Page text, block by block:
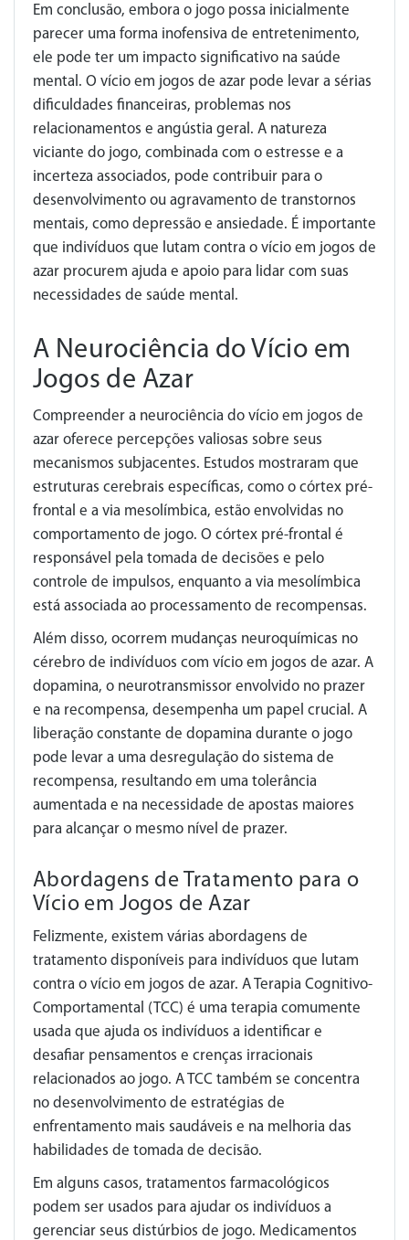
Em conclusão, embora o jogo possa inicialmente
parecer uma forma inofensiva de entretenimento,
ele pode ter um impacto significativo na saúde
mental. O vício em jogos de azar pode levar a sérias
dificuldades financeiras, problemas nos
relacionamentos e angústia geral. A natureza
viciante do jogo, combinada com o estresse e a
incerteza associados, pode contribuir para o
desenvolvimento ou agravamento de transtornos
mentais, como depressão e ansiedade. É importante
que indivíduos que lutam contra o vício em jogos de
azar procurem ajuda e apoio para lidar com suas
necessidades de saúde mental.
A Neurociência do Vício em
Jogos de Azar
Compreender a neurociência do vício em jogos de
azar oferece percepções valiosas sobre seus
mecanismos subjacentes. Estudos mostraram que
estruturas cerebrais específicas, como o córtex pré-
frontal e a via mesolímbica, estão envolvidas no
comportamento de jogo. O córtex pré-frontal é
responsável pela tomada de decisões e pelo
controle de impulsos, enquanto a via mesolímbica
está associada ao processamento de recompensas.
Além disso, ocorrem mudanças neuroquímicas no
cérebro de indivíduos com vício em jogos de azar. A
dopamina, o neurotransmissor envolvido no prazer
e na recompensa, desempenha um papel crucial. A
liberação constante de dopamina durante o jogo
pode levar a uma desregulação do sistema de
recompensa, resultando em uma tolerância
aumentada e na necessidade de apostas maiores
para alcançar o mesmo nível de prazer.
Abordagens de Tratamento para o
Vício em Jogos de Azar
Felizmente, existem várias abordagens de
tratamento disponíveis para indivíduos que lutam
contra o vício em jogos de azar. A Terapia Cognitivo-
Comportamental (TCC) é uma terapia comumente
usada que ajuda os indivíduos a identificar e
desafiar pensamentos e crenças irracionais
relacionados ao jogo. A TCC também se concentra
no desenvolvimento de estratégias de
enfrentamento mais saudáveis e na melhoria das
habilidades de tomada de decisão.
Em alguns casos, tratamentos farmacológicos
podem ser usados para ajudar os indivíduos a
gerenciar seus distúrbios de jogo. Medicamentos